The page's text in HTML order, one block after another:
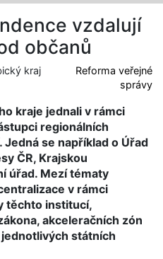
vzdalují
občanů
kraj
Reforma veřejné
správy
kraje jednali v rámci
regionálních
se například o Úřad
ČR, Krajskou
úřad. Mezí tématy
v rámci
těchto institucí,
akceleračních zón
státních